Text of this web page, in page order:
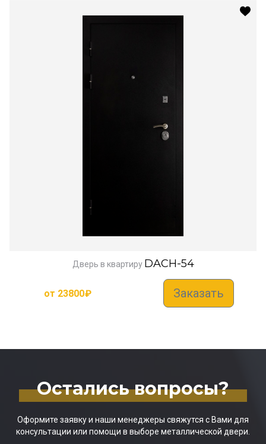
Дверь в квартиру DACH-54
от 23800₽ Заказать
Остались вопросы?
Оформите заявку и наши менеджеры свяжутся с Вами для
консультации или помощи в выборе металлической двери.